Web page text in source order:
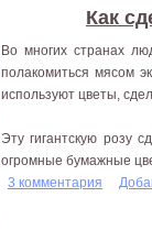
Как
Во многих странах
полакомиться мясом
используют цветы,
Эту гигантскую розу
огромные бумажные
3 комментария